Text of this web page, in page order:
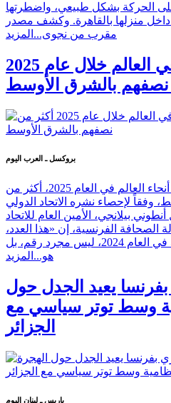
الحركة بشكل طبيعي، واضطرتها
منزلها بالقاهرة. وكشف مصدر
مقرب من نجوى... المزيد
مقتل 128 صحفيا في العالم خلال عام 2025
نصفهم بالشرق الأوسط
بروكسل ـ العرب اليوم
قُتل 128 صحافياً في كل أنحاء العالم في العام 2025، أكثر من
وفقاً لإحصاء نشره الاتحاد الدولي
بيلانجي، الأمين العام للاتحاد
الصحافة الفرنسية، إن «هذا العدد،
وهو أعلى مما كان عليه في العام 2024، ليس مجرد رقم، بل
هو... المزيد
يعيد الجدل حول
وسط توتر سياسي مع
الجزائر
باريس ـ لبنان اليوم